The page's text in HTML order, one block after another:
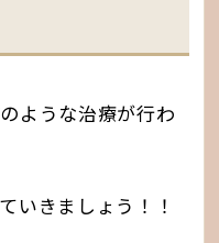
ような治療が行わ
いきましょう！！